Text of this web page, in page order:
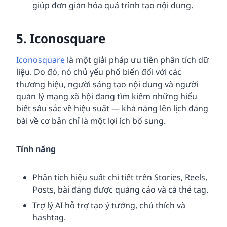
giúp đơn giản hóa quá trình tạo nội dung.
5. Iconosquare
Iconosquare là một giải pháp ưu tiên phân tích dữ
liệu. Do đó, nó chủ yếu phổ biến đối với các
thương hiệu, người sáng tạo nội dung và người
quản lý mạng xã hội đang tìm kiếm những hiểu
biết sâu sắc về hiệu suất — khả năng lên lịch đăng
bài về cơ bản chỉ là một lợi ích bổ sung.
Tính năng
Phân tích hiệu suất chi tiết trên Stories, Reels,
Posts, bài đăng được quảng cáo và cả thẻ tag.
Trợ lý AI hỗ trợ tạo ý tưởng, chú thích và
hashtag.